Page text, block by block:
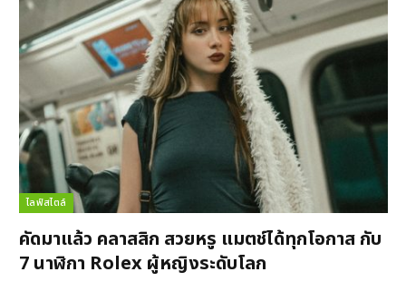
ไลฟ์สไตล์
คัดมาแล้ว คลาสสิก สวยหรู แมตช์ได้ทุกโอกาส กับ
7 นาฬิกา Rolex ผู้หญิงระดับโลก